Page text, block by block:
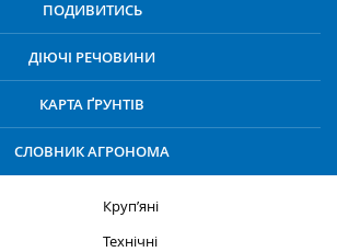
ПОДИВИТИСЬ
ДІЮЧІ РЕЧОВИНИ
КАРТА ҐРУНТІВ
СЛОВНИК АГРОНОМА
Круп’яні
Технічні